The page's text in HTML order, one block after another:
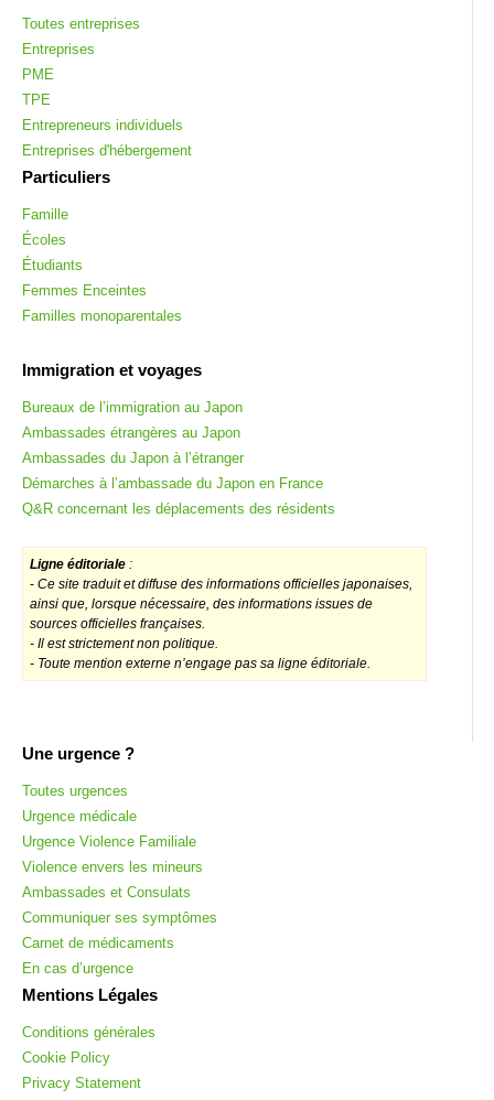
Toutes entreprises
Entreprises
PME
TPE
Entrepreneurs individuels
Entreprises d'hébergement
Particuliers
Famille
Écoles
Étudiants
Femmes Enceintes
Familles monoparentales
Immigration et voyages
Bureaux de l’immigration au Japon
Ambassades étrangères au Japon
Ambassades du Japon à l’étranger
Démarches à l’ambassade du Japon en France
Q&R concernant les déplacements des résidents
Ligne éditoriale :
- Ce site traduit et diffuse des informations officielles japonaises,
ainsi que, lorsque nécessaire, des informations issues de
sources officielles françaises.
- Il est strictement non politique.
- Toute mention externe n’engage pas sa ligne éditoriale.
Une urgence ?
Toutes urgences
Urgence médicale
Urgence Violence Familiale
Violence envers les mineurs
Ambassades et Consulats
Communiquer ses symptômes
Carnet de médicaments
En cas d’urgence
Mentions Légales
Conditions générales
Cookie Policy
Privacy Statement